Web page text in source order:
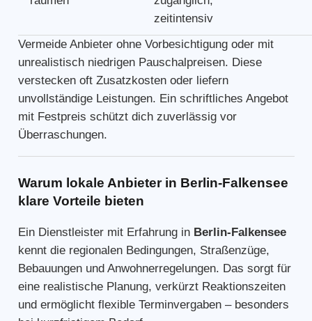
zeitintensiv
Vermeide Anbieter ohne Vorbesichtigung oder mit
unrealistisch niedrigen Pauschalpreisen. Diese
verstecken oft Zusatzkosten oder liefern
unvollständige Leistungen. Ein schriftliches Angebot
mit Festpreis schützt dich zuverlässig vor
Überraschungen.
Warum lokale Anbieter in Berlin-Falkensee
klare Vorteile bieten
Ein Dienstleister mit Erfahrung in Berlin-Falkensee
kennt die regionalen Bedingungen, Straßenzüge,
Bebauungen und Anwohnerregelungen. Das sorgt für
eine realistische Planung, verkürzt Reaktionszeiten
und ermöglicht flexible Terminvergaben – besonders